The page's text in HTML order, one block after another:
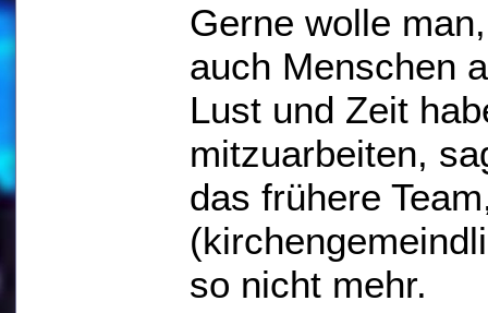
Gerne wolle
auch Menschen
Lust und Zeit
mitzuarbeiten,
das frühere
so nicht mehr.